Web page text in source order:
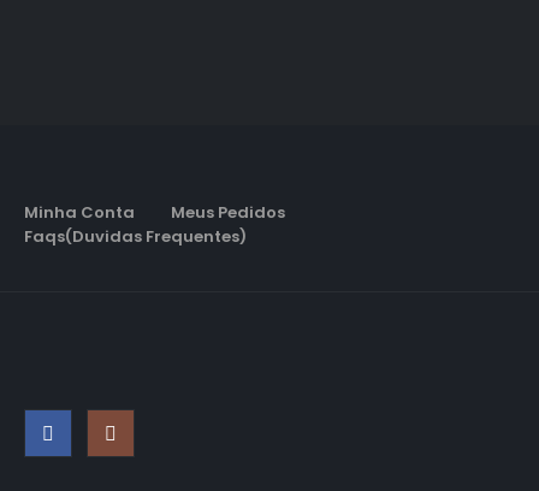
Minha Conta
Meus Pedidos
Faqs(Duvidas Frequentes)